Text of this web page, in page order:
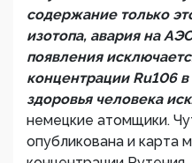
содержание только
изотопа, авария на
появления
концентрации Ru106
здоровья человека
немецкие атомщики.
опубликована и карта